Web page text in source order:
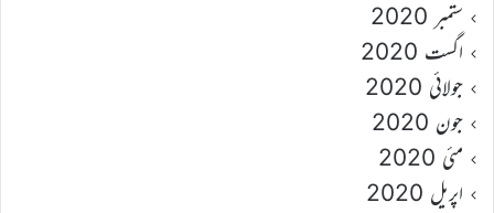
ستمبر 2020
اگست 2020
جولائی 2020
جون 2020
مئی 2020
اپریل 2020